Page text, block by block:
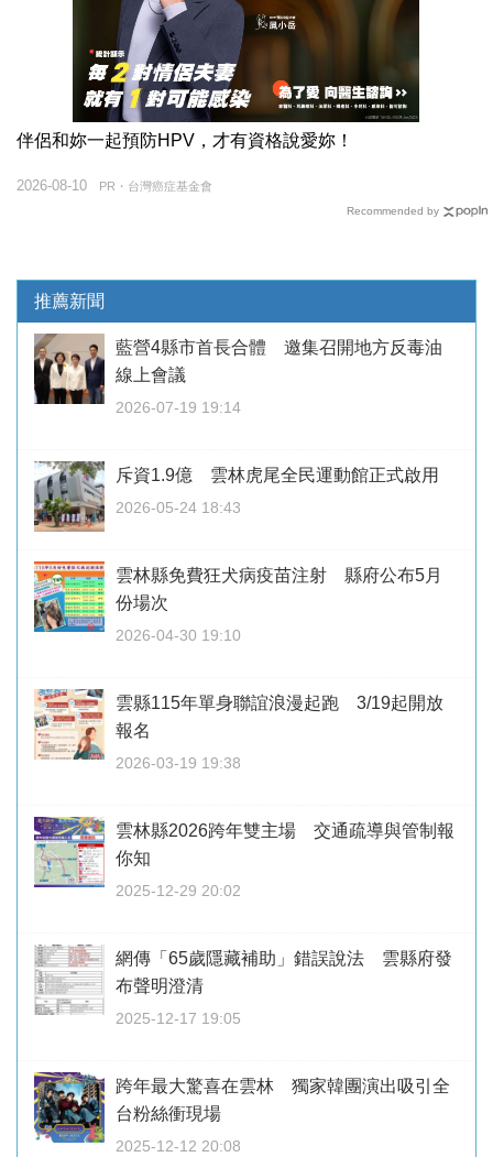
伴侶和妳一起預防HPV，才有資格說愛妳！
PR・台灣癌症基金會
2026-08-10
Recommended by
推薦新聞
藍營4縣市首長合體 邀集召開地方反毒油
線上會議
2026-07-19 19:14
斥資1.9億 雲林虎尾全民運動館正式啟用
2026-05-24 18:43
雲林縣免費狂犬病疫苗注射 縣府公布5月
份場次
2026-04-30 19:10
雲縣115年單身聯誼浪漫起跑 3/19起開放
報名
2026-03-19 19:38
雲林縣2026跨年雙主場 交通疏導與管制報
你知
2025-12-29 20:02
網傳「65歲隱藏補助」錯誤說法 雲縣府發
布聲明澄清
2025-12-17 19:05
跨年最大驚喜在雲林 獨家韓團演出吸引全
台粉絲衝現場
2025-12-12 20:08